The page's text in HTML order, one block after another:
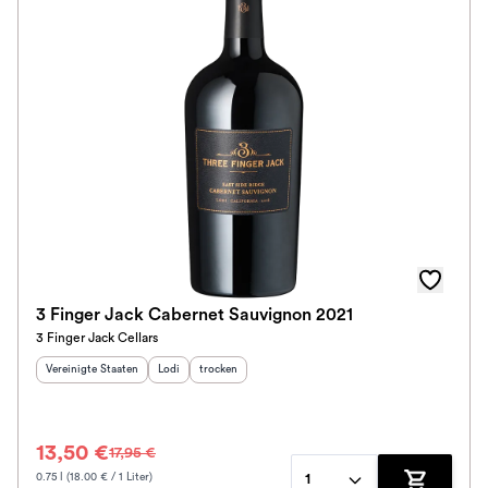
Im Rewe Handel erhältlich
3 Finger Jack Cabernet Sauvignon 2021
3 Finger Jack Cellars
Herkunftsland:
Vereinigte Staaten Herkunftsregion
Lodi Geschmack
trocken
13,50 €17,95 €
0.75 l (18.00 € / 1 Liter)
1